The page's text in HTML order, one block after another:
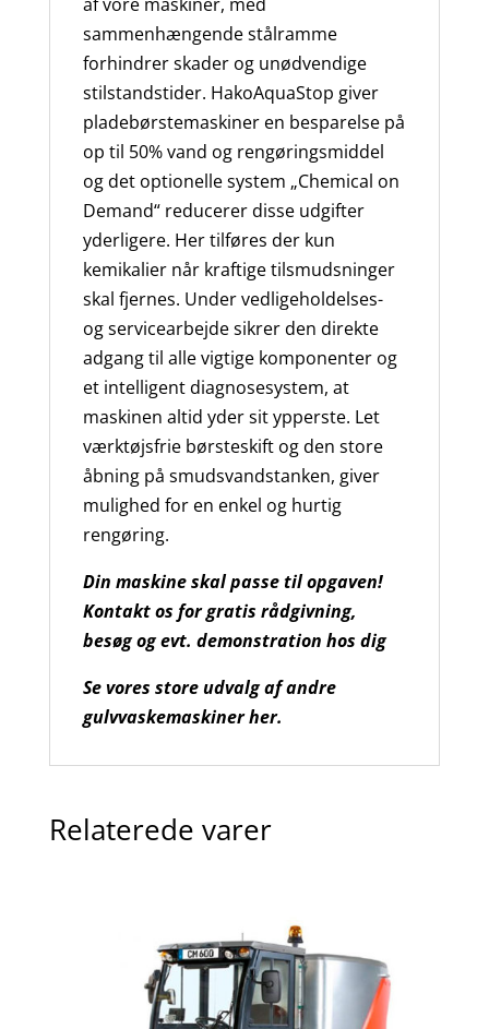
af vore maskiner, med
sammenhængende stålramme
forhindrer skader og unødvendige
stilstandstider. HakoAquaStop giver
pladebørstemaskiner en besparelse på
op til 50% vand og rengøringsmiddel
og det optionelle system „Chemical on
Demand“ reducerer disse udgifter
yderligere. Her tilføres der kun
kemikalier når kraftige tilsmudsninger
skal fjernes. Under vedligeholdelses-
og servicearbejde sikrer den direkte
adgang til alle vigtige komponenter og
et intelligent diagnosesystem, at
maskinen altid yder sit ypperste. Let
værktøjsfrie børsteskift og den store
åbning på smudsvandstanken, giver
mulighed for en enkel og hurtig
rengøring.
Din maskine skal passe til opgaven!
Kontakt os for gratis rådgivning,
besøg og evt. demonstration hos dig
Se vores store udvalg af andre
gulvvaskemaskiner her.
Relaterede varer